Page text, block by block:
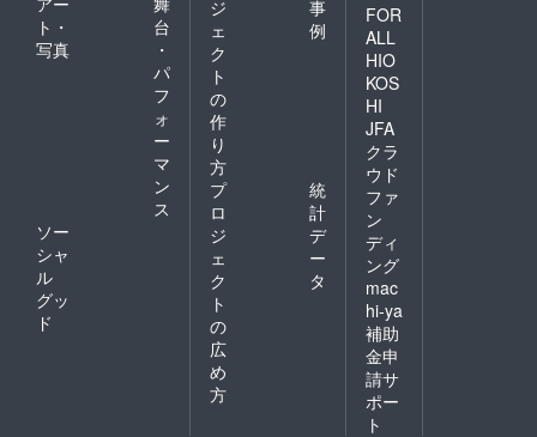
ト・
写真
台
・
パ
フ
ォ
ー
マ
ン
ス
ソー
シャ
ル
グッ
ド
ジ
ェ
ク
ト
の
作
り
方
事
例
プ
ロ
ジ
ェ
ク
ト
の
広
め
方
統
計
デ
ー
タ
FOR
ALL
HIO
KOS
HI
JFA
クラ
ウド
ファ
ン
ディ
ング
mac
hi-ya
補助
金申
請サ
ポー
ト